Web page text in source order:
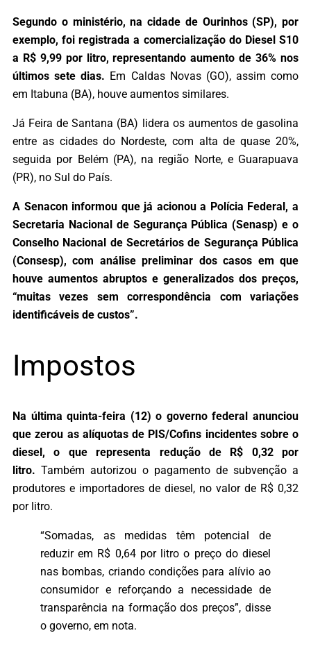
Segundo o ministério, na cidade de Ourinhos (SP), por
exemplo, foi registrada a comercialização do Diesel S10
a R$ 9,99 por litro, representando aumento de 36% nos
últimos sete dias. Em Caldas Novas (GO), assim como
em Itabuna (BA), houve aumentos similares.
Já Feira de Santana (BA) lidera os aumentos de gasolina
entre as cidades do Nordeste, com alta de quase 20%,
seguida por Belém (PA), na região Norte, e Guarapuava
(PR), no Sul do País.
A Senacon informou que já acionou a Polícia Federal, a
Secretaria Nacional de Segurança Pública (Senasp) e o
Conselho Nacional de Secretários de Segurança Pública
(Consesp), com análise preliminar dos casos em que
houve aumentos abruptos e generalizados dos preços,
“muitas vezes sem correspondência com variações
identificáveis de custos”.
Impostos
Na última quinta-feira (12) o governo federal anunciou
que zerou as alíquotas de PIS/Cofins incidentes sobre o
diesel, o que representa redução de R$ 0,32 por
litro. Também autorizou o pagamento de subvenção a
produtores e importadores de diesel, no valor de R$ 0,32
por litro.
“Somadas, as medidas têm potencial de
reduzir em R$ 0,64 por litro o preço do diesel
nas bombas, criando condições para alívio ao
consumidor e reforçando a necessidade de
transparência na formação dos preços”, disse
o governo, em nota.